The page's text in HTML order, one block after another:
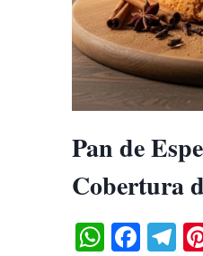
Pan de
Cobertura